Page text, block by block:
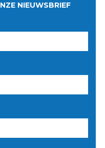
NIEUWSBRIEF